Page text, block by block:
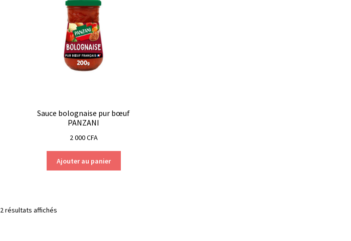
Sauce bolognaise pur bœuf
PANZANI
2 000CFA
Ajouter au panier
2 résultats affichés